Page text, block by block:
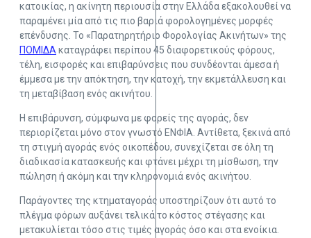
κατοικίας, η ακίνητη περιουσία στην Ελλάδα εξακολουθεί να
παραμένει μία από τις πιο βαριά φορολογημένες μορφές
επένδυσης. Το «Παρατηρητήριο Φορολογίας Ακινήτων» της
ΠΟΜΙΔΑκαταγράφει περίπου 45 διαφορετικούς φόρους,
τέλη, εισφορές και επιβαρύνσεις που συνδέονται άμεσα ή
έμμεσα με την απόκτηση, την κατοχή, την εκμετάλλευση και
τη μεταβίβαση ενός ακινήτου.
Η επιβάρυνση, σύμφωνα με φορείς της αγοράς, δεν
περιορίζεται μόνο στον γνωστό ΕΝΦΙΑ. Αντίθετα, ξεκινά από
τη στιγμή αγοράς ενός οικοπέδου, συνεχίζεται σε όλη τη
διαδικασία κατασκευής και φτάνει μέχρι τη μίσθωση, την
πώληση ή ακόμη και την κληρονομιά ενός ακινήτου.
Παράγοντες της κτηματαγοράς υποστηρίζουν ότι αυτό το
πλέγμα φόρων αυξάνει τελικά το κόστος στέγασης και
μετακυλίεται τόσο στις τιμές αγοράς όσο και στα ενοίκια.